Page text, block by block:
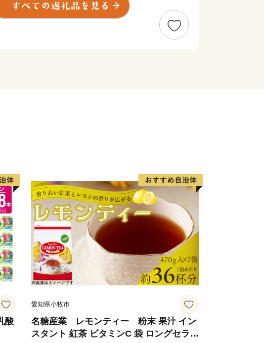
）など、市内外の幅広い世代の方に愛される
酸
愛知県小牧市
名糖産業 レモンティー 粉末 果汁 イン
スタント 紅茶 ビタミンC 袋 ロングセラー